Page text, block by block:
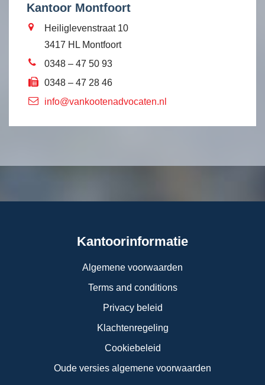
Kantoor Montfoort
Heiliglevenstraat 10
3417 HL Montfoort
0348 – 47 50 93
0348 – 47 28 46
info@vankootenadvocaten.nl
Kantoorinformatie
Algemene voorwaarden
Terms and conditions
Privacy beleid
Klachtenregeling
Cookiebeleid
Oude versies algemene voorwaarden